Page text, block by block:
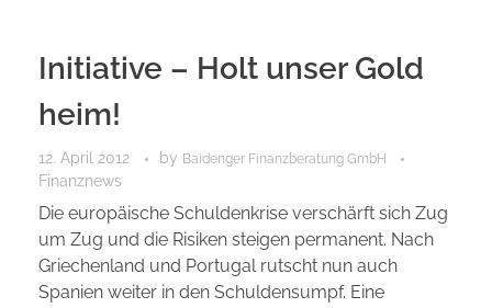
Initiative – Holt unser Gold
heim!
12. April 2012 by Baidenger Finanzberatung GmbH
Finanznews
Die europäische Schuldenkrise verschärft sich Zug
um Zug und die Risiken steigen permanent. Nach
Griechenland und Portugal rutscht nun auch
Spanien weiter in den Schuldensumpf. Eine